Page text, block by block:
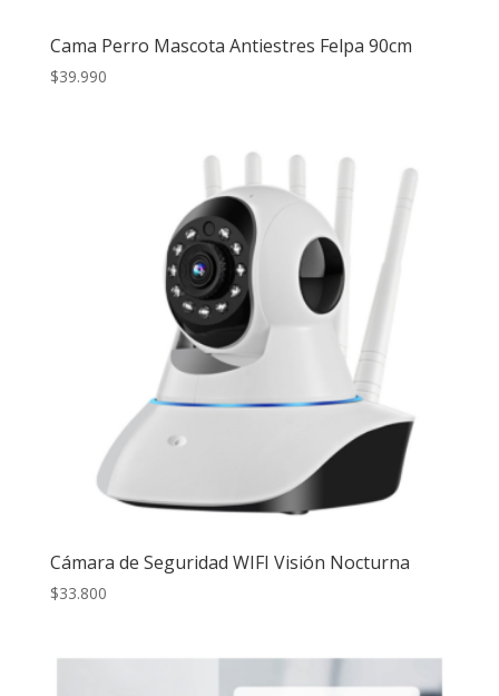
Cama Perro Mascota Antiestres Felpa 90cm
$39.990
Cámara de Seguridad WIFI Visión Nocturna
$33.800